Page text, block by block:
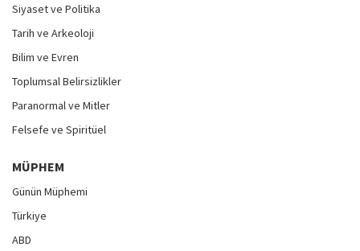
Siyaset ve Politika
Tarih ve Arkeoloji
Bilim ve Evren
Toplumsal Belirsizlikler
Paranormal ve Mitler
Felsefe ve Spiritüel
MÜPHEM
Günün Müphemi
Türkiye
ABD